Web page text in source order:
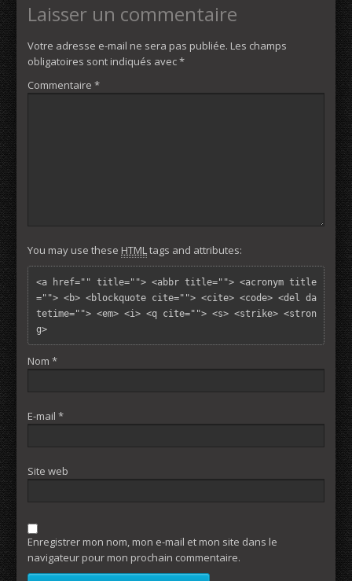
Laisser un commentaire
Votre adresse e-mail ne sera pas publiée. Les champs
obligatoires sont indiqués avec*
Commentaire *
You may use these HTMLtags and attributes:
<a href="" title=""> <abbr title=""> <acronym title
=""> <b> <blockquote cite=""> <cite> <code> <del da
tetime=""> <em> <i> <q cite=""> <s> <strike> <stron
g>
Nom *
E-mail *
Site web
Enregistrer mon nom, mon e-mail et mon site dans le
navigateur pour mon prochain commentaire.